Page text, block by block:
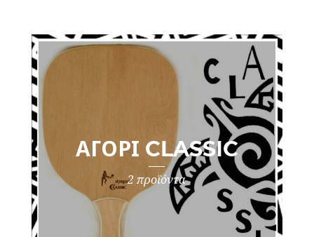
ΑΓΌΡΙ CLASSIC
2 προϊόντα